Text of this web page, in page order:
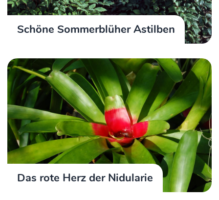
Schöne Sommerblüher Astilben
Das rote Herz der Nidularie